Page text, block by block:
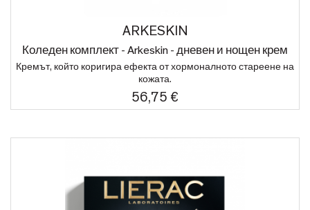
ARKESKIN
Коледен комплект - Arkeskin - дневен и нощен крем
Кремът, който коригира ефекта от хормоналното стареене на
кожата.
56,75 €